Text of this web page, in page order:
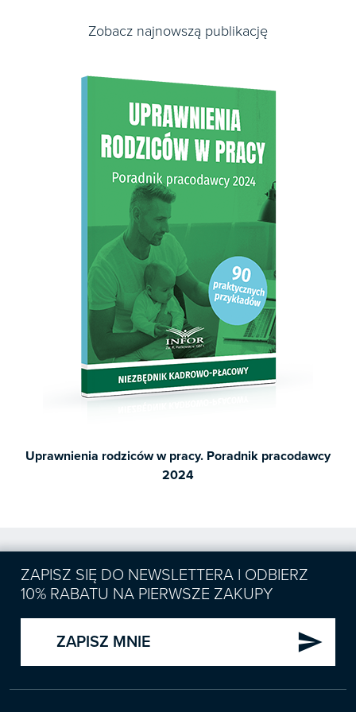
Zobacz najnowszą publikację
Uprawnienia rodziców w pracy. Poradnik pracodawcy
2024
ZAPISZ SIĘ DO NEWSLETTERA I ODBIERZ
10% RABATU NA PIERWSZE ZAKUPY
ZAPISZ MNIE send